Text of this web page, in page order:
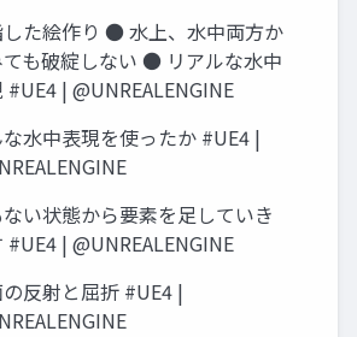
した絵作り ● 水上、水中両方か
ても破綻しない ● リアルな水中
#UE4 | @UNREALENGINE
な水中表現を使ったか #UE4 |
い状態から要素を足していき
#UE4 | @UNREALENGINE
反射と屈折 #UE4 |